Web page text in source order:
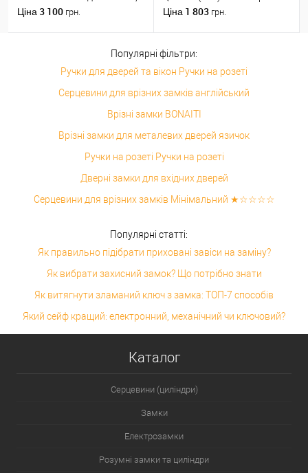
м на 1 полотно вагою до
Ціна 3 100 грн.
матовий
Ціна 1 803 грн.
Популярні фільтри:
Ручки для дверей та вікон Ручки на розеті
Серцевини для врізних замків англійський
Врізні замки BONAITI
Врізні замки для металевих дверей язичок
Ручки на розеті Ручки на розеті
Дверні замки для вхідних дверей
Серцевини для врізних замків Мінімальний ★☆☆☆☆
Популярні статті:
Як правильно підібрати приховані завіси на заміну?
Як вибрати захисний замок? Що потрібно знати
Як витягнути зламаний ключ з замка: ТОП-7 способів
Який сейф кращий: електронний, механічний чи ключовий?
Каталог
Серцевини (циліндри)
Замки
Електрозамки
Розумні замки та циліндри